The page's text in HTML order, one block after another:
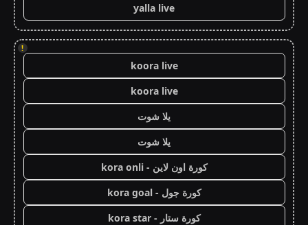
yalla live
!
koora live
koora live
يلا شوت
يلا شوت
كورة اون لاين - kora onli
كورة جول - kora goal
كورة ستار - kora star